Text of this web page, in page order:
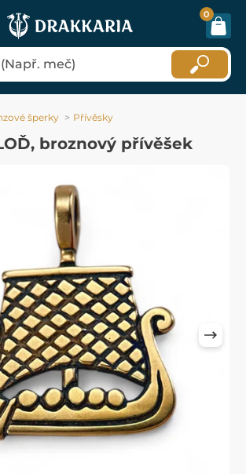
0
šperky Přívěsky
broznový přívěšek